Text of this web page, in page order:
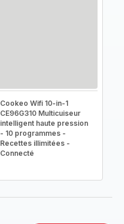
Cookeo Wifi 10-in-1
CE96G310 Multicuiseur
intelligent haute pression
- 10 programmes -
Recettes illimitées -
Connecté